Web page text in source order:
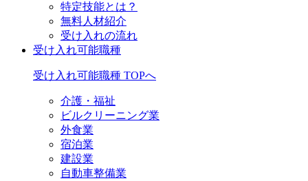
特定技能とは？
無料人材紹介
受け入れの流れ
受け入れ可能職種
受け入れ可能職種 TOPへ
介護・福祉
ビルクリーニング業
外食業
宿泊業
建設業
自動車整備業